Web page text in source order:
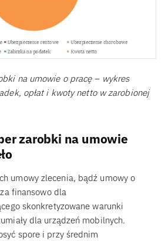
na umowie o pracę – wykres
opłat i kwoty netto w zarobionej
zarobki na umowie
umowy zlecenia, bądź umowy o
finansowo dla
skonkretyzowane warunki
dla urządzeń mobilnych.
spore i przy średnim